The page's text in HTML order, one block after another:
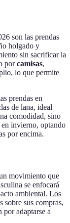
son las prendas
holgado y
sin sacrificar la
porcamisas,
lo que permite
prendas en
de lana, ideal
comodidad, sino
en invierno, optando
por encima.
movimiento que
se enfocará
ambiental. Los
sobre sus compras,
por adaptarse a